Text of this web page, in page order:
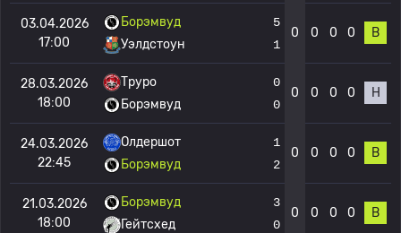
03.04.2026
17:00
Борэмвуд
Уэлдстоун
5
1
0 0 0 0 В
28.03.2026
18:00
Труро
Борэмвуд
0
0
0 0 0 0 Н
24.03.2026
22:45
Олдершот
Борэмвуд
1
2
0 0 0 0 В
21.03.2026
18:00
Борэмвуд
Гейтсхед
3
0
0 0 0 0 В